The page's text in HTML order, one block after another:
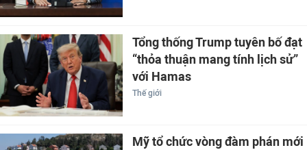
Tổng thống Trump tuyên bố đạt
“thỏa thuận mang tính lịch sử”
với Hamas
Thế giới
Mỹ tổ chức vòng đàm phán mới